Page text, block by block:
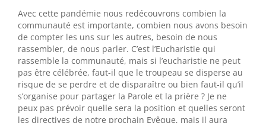
Avec cette pandémie nous redécouvrons combien la
communauté est importante, combien nous avons besoin
de compter les uns sur les autres, besoin de nous
rassembler, de nous parler. C’est l’Eucharistie qui
rassemble la communauté, mais si l’eucharistie ne peut
pas être célébrée, faut-il que le troupeau se disperse au
risque de se perdre et de disparaître ou bien faut-il qu’il
s’organise pour partager la Parole et la prière ? Je ne
peux pas prévoir quelle sera la position et quelles seront
les directives de notre prochain Evêque, mais il aura